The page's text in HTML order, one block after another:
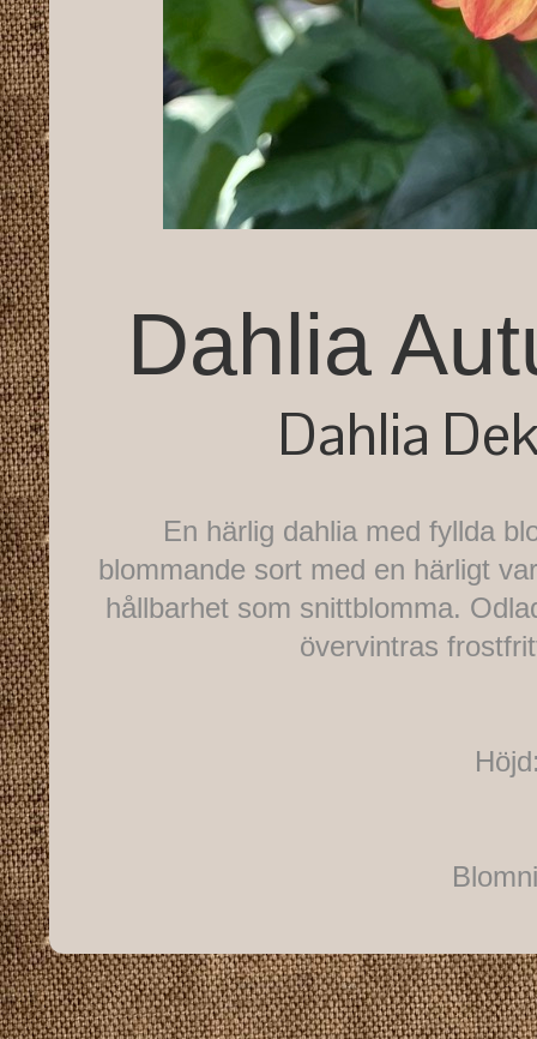
Dahlia
Dahlia
En härlig dahlia med fyllda
blommande sort med en härligt
hållbarhet som snittblomma.
övervintras